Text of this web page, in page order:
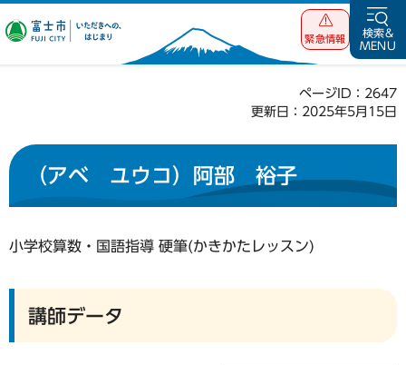
富士市 いただ
緊急情報
検索&
MENU
ページID：2647
更新日：2025年5月15日
（アベ ユウコ）阿部 裕子
小学校算数・国語指導 硬筆(かきかたレッスン)
講師データ